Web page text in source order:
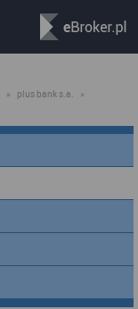
» plus bank s.a.
»